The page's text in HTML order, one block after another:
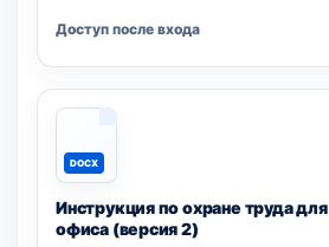
Доступ после входа
DOCX
Инструкция по охране труда
офиса (версия 2)